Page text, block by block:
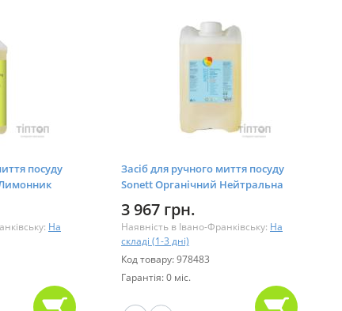
посуду
На
Засіб для ручного миття посуду
Sonett Органічний Нейтральна
(4007547307940)
3 967 грн.
Наявність в Івано-Франківську: На
складі (1-3 дні)
Код товару: 978483
Гарантія: 0 міс.